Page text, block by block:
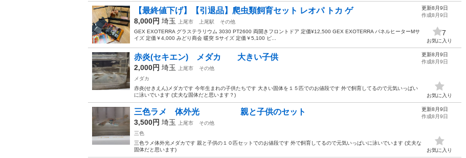
【最終値下げ】【引退品】爬虫類飼育セット レオパ トカ ゲ
8,000円 埼玉 上尾市 上尾駅
その他
GEX EXOTERRA グラステラリウム 3030 PT2600 両開きフロントドア 定価¥12,500 GEX EXOTERRA パネルヒーターMサ
イズ 定価￥4,000 みどり商会 暖突 Sサイズ 定価￥5,100 ピ...
更新8月9日
作成8月9日
7
お気に入り
赤炎(セキエン) メダカ 大きい子供
2,000円 埼玉 上尾市
その他
メダカ
赤炎(せきえん)メダカです 今年生まれの子供たちです 大きい固体を１５匹でのお値段です 外で飼育してるので元気いっぱい
に泳いでいます (丈夫な固体だと思います？)
更新8月9日
作成8月9日
お気に入り
三色ラメ 体外光 親と子供のセット
3,500円 埼玉 上尾市
その他
三色
三色ラメ体外光メダカです 親と子供の１０匹セットでのお値段です 外で飼育してるので元気いっぱいに泳いでいます (丈夫な
固体だと思います)
更新8月9日
作成8月9日
お気に入り